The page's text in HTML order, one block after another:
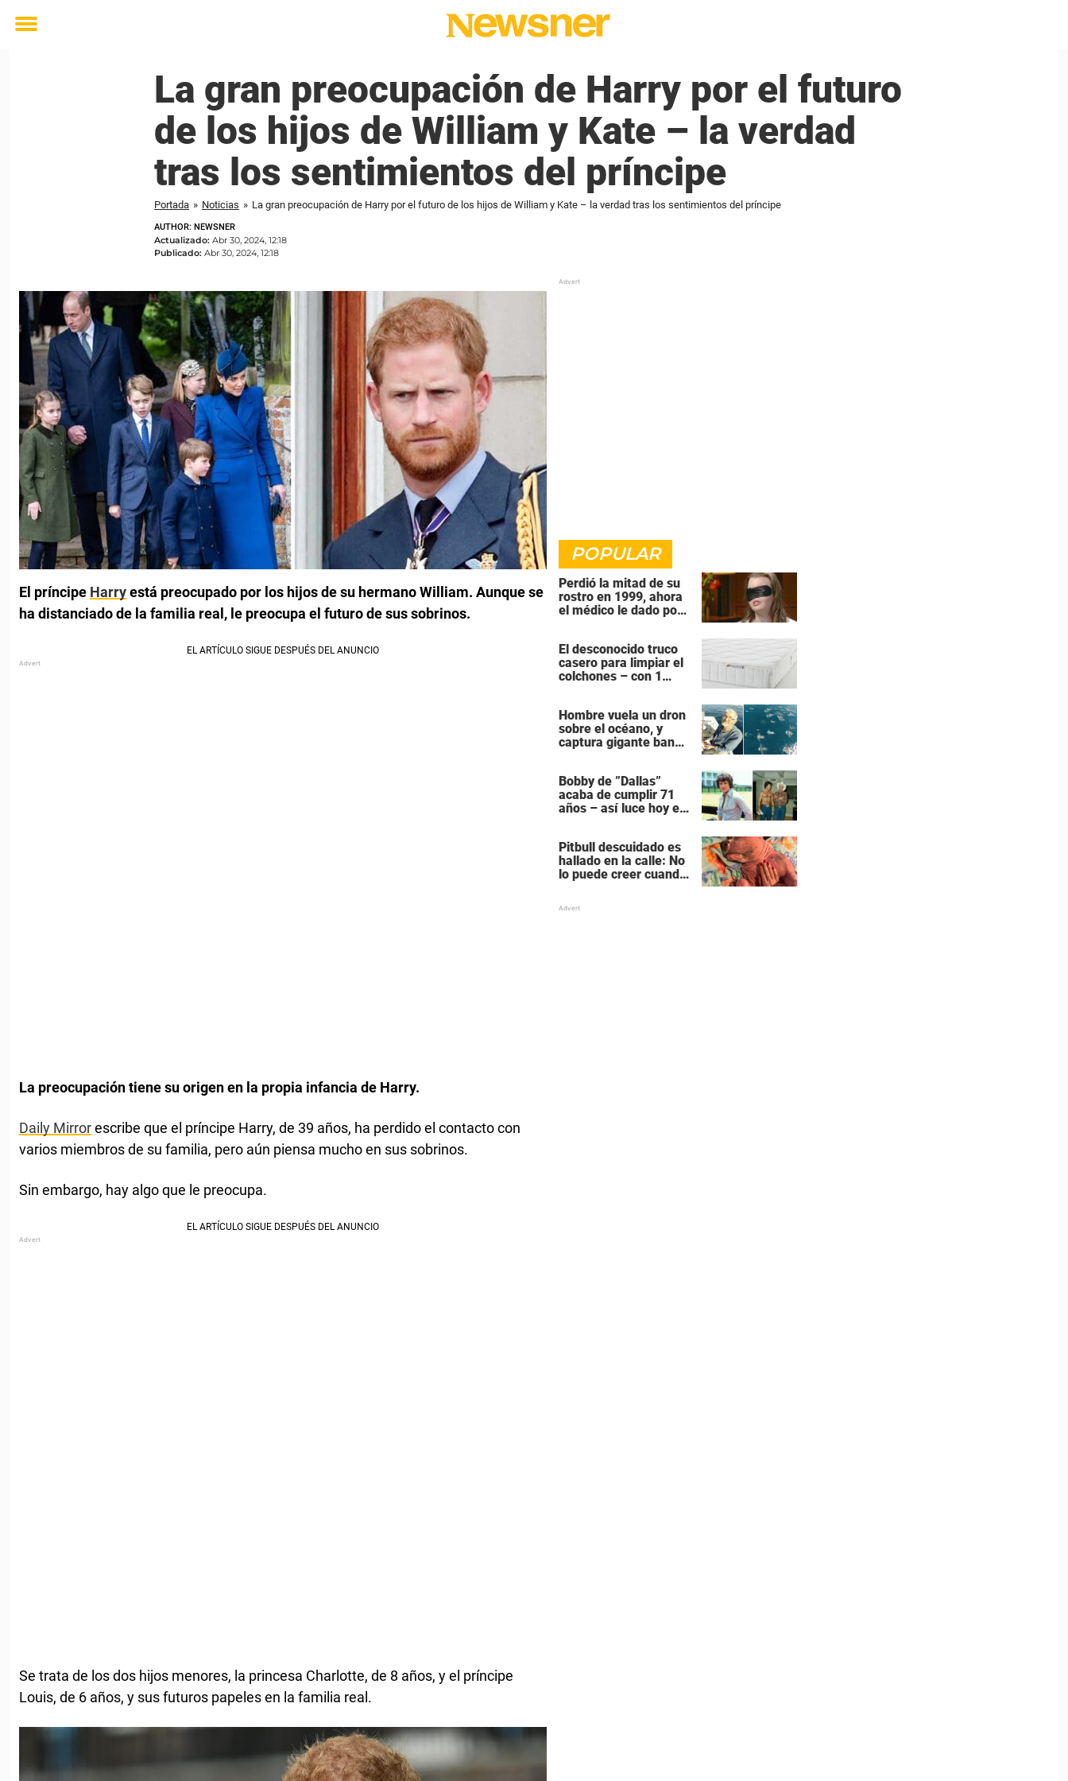
Toggle
La gran preocupación de Harry por el futuro
de los hijos de William y Kate – la verdad
tras los sentimientos del príncipe
Portada » Noticias » La gran preocupación de Harry por el futuro de los hijos de William y Kate – la verdad tras los sentimientos del príncipe
AUTHOR: NEWSNER
Actualizado: Abr 30, 2024, 12:18
Publicado: Abr 30, 2024, 12:18
El príncipe Harryestá preocupado por los hijos de su hermano William. Aunque se
ha distanciado de la familia real, le preocupa el futuro de sus sobrinos.
La preocupación tiene su origen en la propia infancia de Harry.
Daily Mirrorescribe que el príncipe Harry, de 39 años, ha perdido el contacto con
varios miembros de su familia, pero aún piensa mucho en sus sobrinos.
Sin embargo, hay algo que le preocupa.
Se trata de los dos hijos menores, la princesa Charlotte, de 8 años, y el príncipe
Louis, de 6 años, y sus futuros papeles en la familia real.
POPULAR
Perdió la mitad de su
rostro en 1999, ahora
el médico le dado por
El desconocido truco
casero para limpiar el
colchones – con 1
Hombre vuela un dron
sobre el océano, y
captura gigante banco
Bobby de ”Dallas”
acaba de cumplir 71
años – así luce hoy en
Pitbull descuidado es
hallado en la calle: No
lo puede creer cuando